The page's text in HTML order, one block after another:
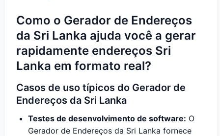
Como o Gerador de Endereços
da Sri Lanka ajuda você a gerar
rapidamente endereços Sri
Lanka em formato real?
Casos de uso típicos do Gerador de
Endereços da Sri Lanka
Testes de desenvolvimento de software: O
Gerador de Endereços da Sri Lanka fornece